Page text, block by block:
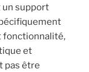
un support
fonctionnalité,
et
pas être